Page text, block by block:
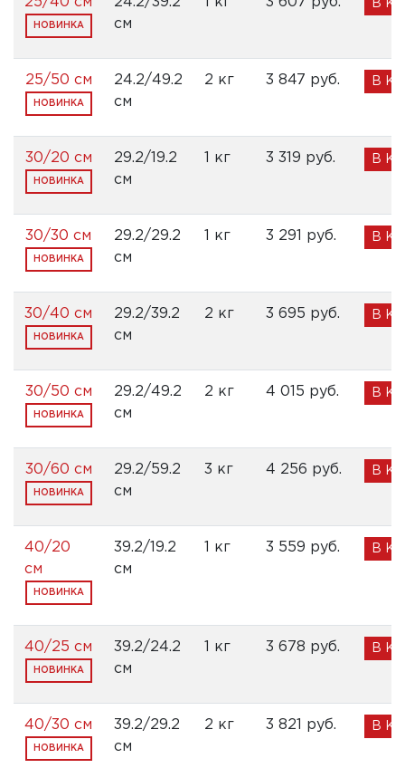
НОВИНКА
см
В
25/50 см
НОВИНКА
24.2/49.2
см
2 кг 3 847 pуб. В
30/20 см
НОВИНКА
29.2/19.2
см
1 кг 3 319 pуб. В
30/30 см
НОВИНКА
29.2/29.2
см
1 кг 3 291 pуб. В
30/40 см
НОВИНКА
29.2/39.2
см
2 кг 3 695 pуб. В
30/50 см
НОВИНКА
29.2/49.2
см
2 кг 4 015 pуб. В
30/60 см
НОВИНКА
29.2/59.2
см
3 кг 4 256 pуб. В
40/20
см
НОВИНКА
39.2/19.2
см
1 кг 3 559 pуб. В
40/25 см
НОВИНКА
39.2/24.2
см
1 кг 3 678 pуб. В
40/30 см
НОВИНКА
39.2/29.2
см
2 кг 3 821 pуб. В